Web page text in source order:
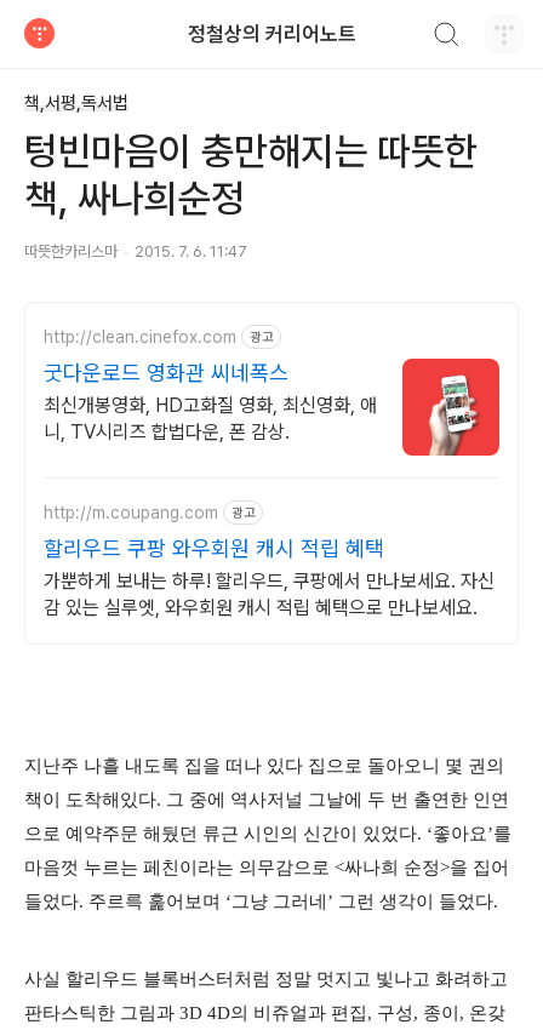
정철상의 커리어노트
책,서평,독서법
텅빈마음이 충만해지는 따뜻한
책, 싸나희순정
따뜻한카리스마 2015. 7. 6. 11:47
http://clean.cinefox.com 광고
굿다운로드 영화관 씨네폭스
최신개봉영화, HD고화질 영화, 최신영화, 애
니, TV시리즈 합법다운, 폰 감상.
http://m.coupang.com 광고
할리우드 쿠팡 와우회원 캐시 적립 혜택
가뿐하게 보내는 하루! 할리우드, 쿠팡에서 만나보세요. 자신
감 있는 실루엣, 와우회원 캐시 적립 혜택으로 만나보세요.
지난주 나흘 내도록 집을 떠나 있다 집으로 돌아오니 몇 권의
책이 도착해있다. 그 중에 역사저널 그날에 두 번 출연한 인연
으로 예약주문 해뒀던 류근 시인의 신간이 있었다. ‘좋아요’를
마음껏 누르는 페친이라는 의무감으로 <싸나희 순정>을 집어
들었다. 주르륵 훑어보며 ‘그냥 그러네’ 그런 생각이 들었다.
사실 할리우드 블록버스터처럼 정말 멋지고 빛나고 화려하고
판타스틱한 그림과 3D 4D의 비쥬얼과 편집, 구성, 종이, 온갖